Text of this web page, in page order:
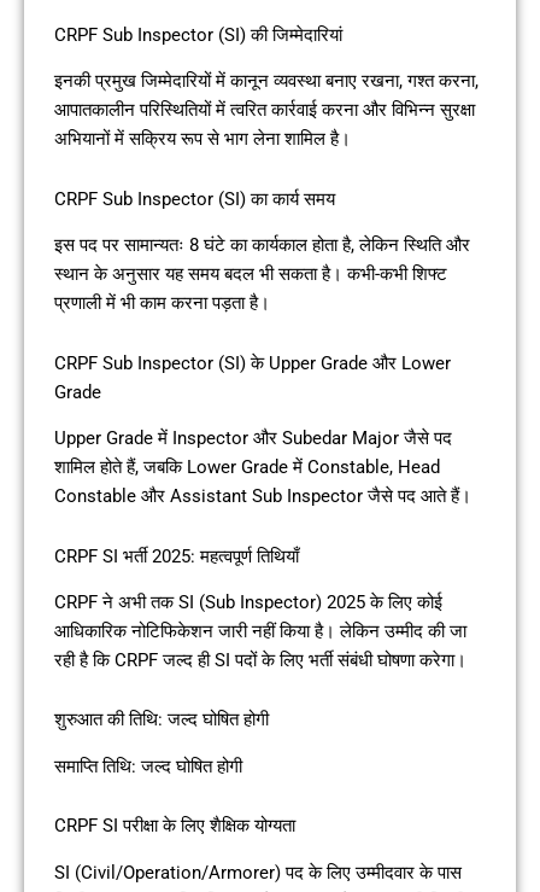
CRPF Sub Inspector (SI) की जिम्मेदारियां
इनकी प्रमुख जिम्मेदारियों में कानून व्यवस्था बनाए रखना, गश्त करना,
आपातकालीन परिस्थितियों में त्वरित कार्रवाई करना और विभिन्न सुरक्षा
अभियानों में सक्रिय रूप से भाग लेना शामिल है।
CRPF Sub Inspector (SI) का कार्य समय
इस पद पर सामान्यतः 8 घंटे का कार्यकाल होता है, लेकिन स्थिति और
स्थान के अनुसार यह समय बदल भी सकता है। कभी-कभी शिफ्ट
प्रणाली में भी काम करना पड़ता है।
CRPF Sub Inspector (SI) के Upper Grade और Lower
Grade
Upper Grade में Inspector और Subedar Major जैसे पद
शामिल होते हैं, जबकि Lower Grade में Constable, Head
Constable और Assistant Sub Inspector जैसे पद आते हैं।
CRPF SI भर्ती 2025: महत्वपूर्ण तिथियाँ
CRPF ने अभी तक SI (Sub Inspector) 2025 के लिए कोई
आधिकारिक नोटिफिकेशन जारी नहीं किया है। लेकिन उम्मीद की जा
रही है कि CRPF जल्द ही SI पदों के लिए भर्ती संबंधी घोषणा करेगा।
शुरुआत की तिथि: जल्द घोषित होगी
समाप्ति तिथि: जल्द घोषित होगी
CRPF SI परीक्षा के लिए शैक्षिक योग्यता
SI (Civil/Operation/Armorer) पद के लिए उम्मीदवार के पास